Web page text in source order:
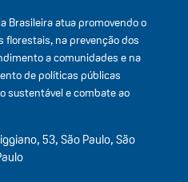
Brasileira atua promovendo o
florestais, na prevenção dos
a comunidades e na
de políticas públicas
sustentável e combate ao
53, São Paulo, São